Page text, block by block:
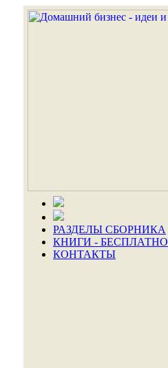
РАЗДЕЛЫ СБОРНИКА
КНИГИ - БЕСПЛАТНО
КОНТАКТЫ